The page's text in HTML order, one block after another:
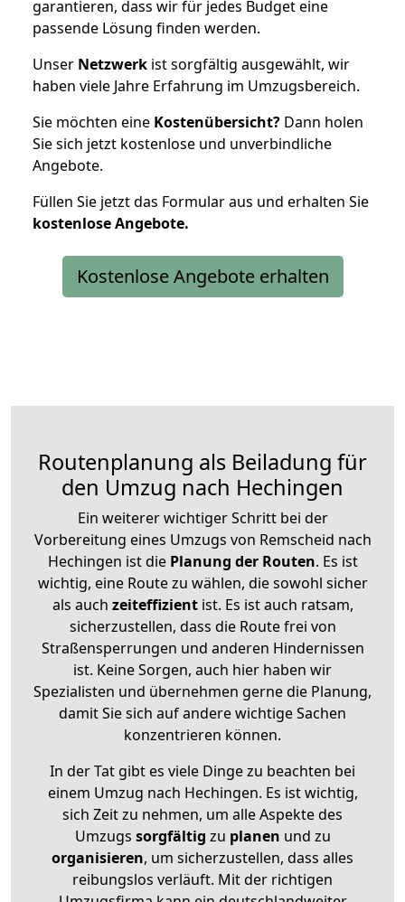
garantieren, dass wir für jedes Budget eine
passende Lösung finden werden.
Unser Netzwerk ist sorgfältig ausgewählt, wir
haben viele Jahre Erfahrung im Umzugsbereich.
Sie möchten eine Kostenübersicht? Dann holen
Sie sich jetzt kostenlose und unverbindliche
Angebote.
Füllen Sie jetzt das Formular aus und erhalten Sie
kostenloseAngebote.
Kostenlose Angebote erhalten
Routenplanung als Beiladung für
den Umzug nach Hechingen
Ein weiterer wichtiger Schritt bei der
Vorbereitung eines Umzugs von Remscheid nach
Hechingen ist diePlanung der Routen. Es ist
wichtig, eine Route zu wählen, die sowohl sicher
als auch zeiteffizientist. Es ist auch ratsam,
sicherzustellen, dass die Route frei von
Straßensperrungen und anderen Hindernissen
ist. Keine Sorgen, auch hier haben wir
Spezialisten und übernehmen gerne die Planung,
damit Sie sich auf andere wichtige Sachen
konzentrieren können.
In der Tat gibt es viele Dinge zu beachten bei
einem Umzug nach Hechingen. Es ist wichtig,
sich Zeit zu nehmen, um alle Aspekte des
Umzugs sorgfältig zu planen und zu
organisieren, um sicherzustellen, dass alles
reibungslos verläuft. Mit der richtigen